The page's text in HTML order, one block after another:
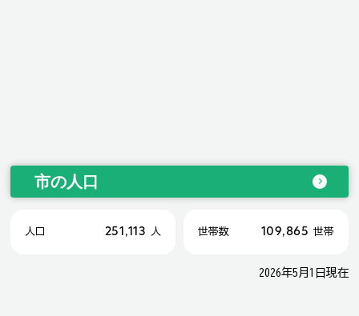
市の人口
人口 251,113 人 世帯数 109,865 世帯
2026年5月1日現在